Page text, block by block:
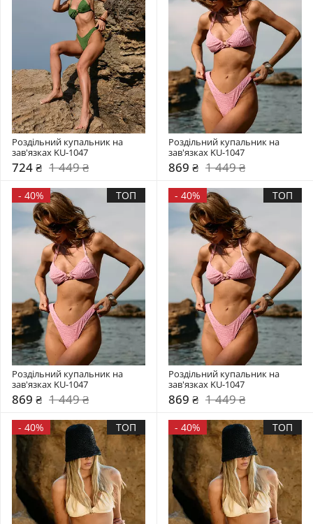
Роздільний купальник на
зав'язках KU-1047
724 ₴ 1 449 ₴
Роздільний купальник на
зав'язках KU-1047
869 ₴ 1 449 ₴
- 40% ТОП
Роздільний купальник на
зав'язках KU-1047
869 ₴ 1 449 ₴
- 40% ТОП
Роздільний купальник на
зав'язках KU-1047
869 ₴ 1 449 ₴
- 40% ТОП - 40% ТОП